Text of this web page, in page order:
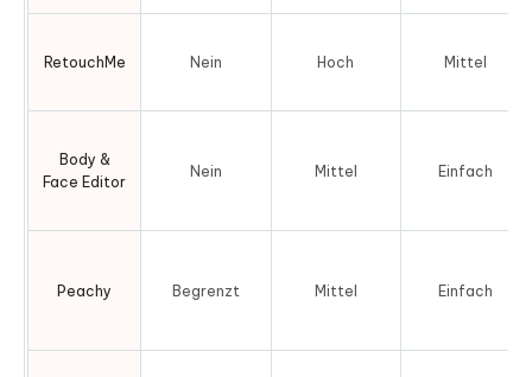
RetouchMe Nein Hoch Mittel
Body &
Face Editor
Nein Mittel Einfach
Peachy Begrenzt Mittel Einfach